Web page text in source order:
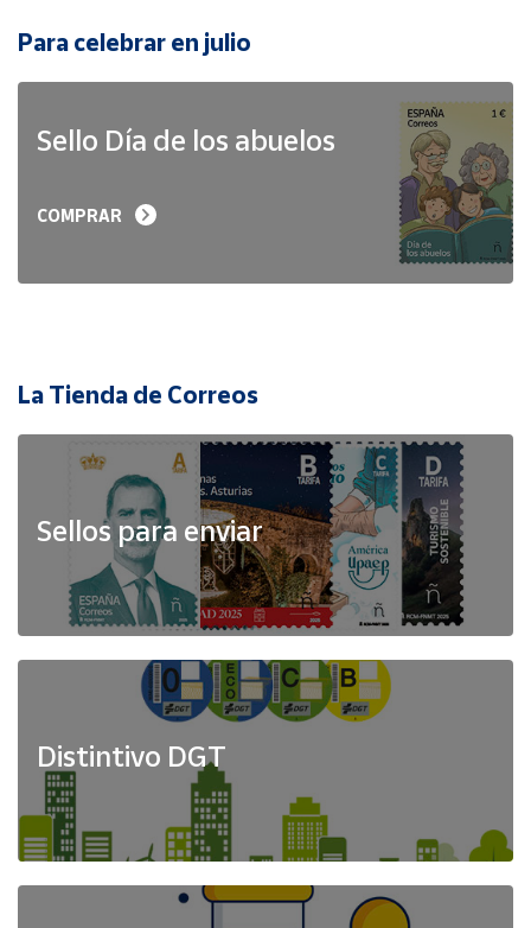
Para celebrar en julio
Sello Día de los abuelos
COMPRAR
La Tienda de Correos
Sellos para enviar
Distintivo DGT